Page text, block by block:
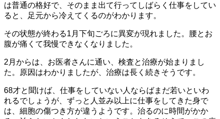
は普通の格好で、そのまま出て行ってしばらく仕事をしてい
ると、足元から冷えてくるのがわかります。
その状態が終わる1月下旬ごろに異変が現れました。腰とお
腹が痛くて我慢できなくなりました。
2月からは、お医者さんに通い、検査と治療が始まりまし
た。原因はわかりましたが、治療は長く続きそうです。
68才と聞けば、仕事をしていない人ならばまだ若いといわ
れるでしょうが、ずっと人並み以上に仕事をしてきた身で
は、細胞の傷つき方が違うようです。治るのに時間がかか